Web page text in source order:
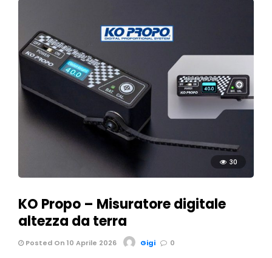
30
KO Propo – Misuratore digitale
altezza da terra
Posted On 10 Aprile 2026 Gigi 0